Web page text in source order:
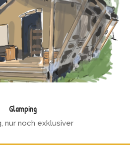
Glamping
nur noch exklusiver